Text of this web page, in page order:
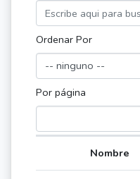
Ordenar Por
Por página